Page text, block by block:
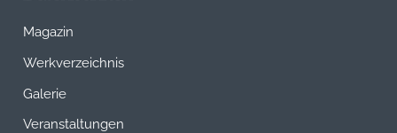
Magazin
Werkverzeichnis
Galerie
Veranstaltungen